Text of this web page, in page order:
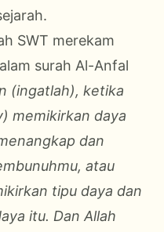
SWT merekam
surah Al-Anfal
(ingatlah), ketika
memikirkan daya
dan
atau
tipu daya dan
itu. Dan Allah